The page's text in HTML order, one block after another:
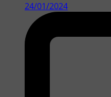
24/01/2024